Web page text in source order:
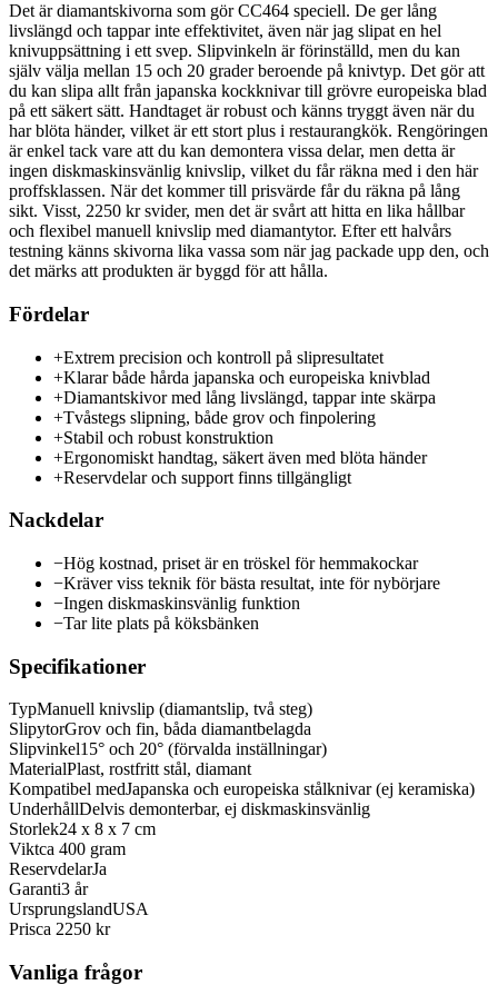
Det är diamantskivorna som gör CC464 speciell. De ger lång
livslängd och tappar inte effektivitet, även när jag slipat en hel
knivuppsättning i ett svep. Slipvinkeln är förinställd, men du kan
själv välja mellan 15 och 20 grader beroende på knivtyp. Det gör att
du kan slipa allt från japanska kockknivar till grövre europeiska blad
på ett säkert sätt. Handtaget är robust och känns tryggt även när du
har blöta händer, vilket är ett stort plus i restaurangkök. Rengöringen
är enkel tack vare att du kan demontera vissa delar, men detta är
ingen diskmaskinsvänlig knivslip, vilket du får räkna med i den här
proffsklassen. När det kommer till prisvärde får du räkna på lång
sikt. Visst, 2250 kr svider, men det är svårt att hitta en lika hållbar
och flexibel manuell knivslip med diamantytor. Efter ett halvårs
testning känns skivorna lika vassa som när jag packade upp den, och
det märks att produkten är byggd för att hålla.
Fördelar
+Extrem precision och kontroll på slipresultatet
+Klarar både hårda japanska och europeiska knivblad
+Diamantskivor med lång livslängd, tappar inte skärpa
+Tvåstegs slipning, både grov och finpolering
+Stabil och robust konstruktion
+Ergonomiskt handtag, säkert även med blöta händer
+Reservdelar och support finns tillgängligt
Nackdelar
−Hög kostnad, priset är en tröskel för hemmakockar
−Kräver viss teknik för bästa resultat, inte för nybörjare
−Ingen diskmaskinsvänlig funktion
−Tar lite plats på köksbänken
Specifikationer
TypManuell knivslip (diamantslip, två steg)
SlipytorGrov och fin, båda diamantbelagda
Slipvinkel15° och 20° (förvalda inställningar)
MaterialPlast, rostfritt stål, diamant
Kompatibel medJapanska och europeiska stålknivar (ej keramiska)
UnderhållDelvis demonterbar, ej diskmaskinsvänlig
Storlek24 x 8 x 7 cm
Viktca 400 gram
ReservdelarJa
Garanti3 år
UrsprungslandUSA
Prisca 2250 kr
Vanliga frågor